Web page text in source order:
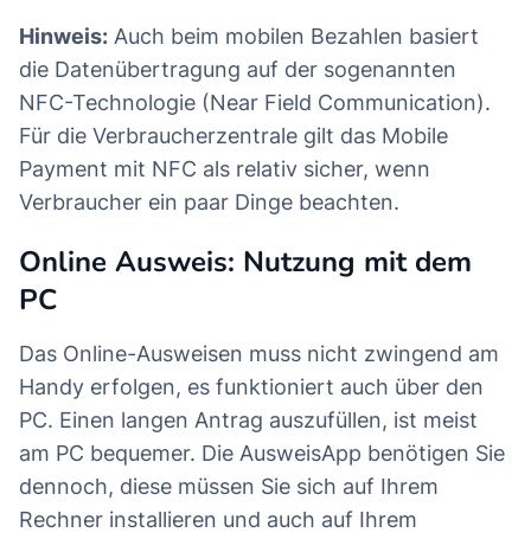
Hinweis: Auch beim mobilen Bezahlen basiert
die Datenübertragung auf der sogenannten
NFC-Technologie (Near Field Communication).
Für die Verbraucherzentrale gilt das Mobile
Payment mit NFC als relativ sicher, wenn
Verbraucher ein paar Dinge beachten.
Online Ausweis: Nutzung mit dem
PC
Das Online-Ausweisen muss nicht zwingend am
Handy erfolgen, es funktioniert auch über den
PC. Einen langen Antrag auszufüllen, ist meist
am PC bequemer. Die AusweisApp benötigen Sie
dennoch, diese müssen Sie sich auf Ihrem
Rechner installieren und auch auf Ihrem